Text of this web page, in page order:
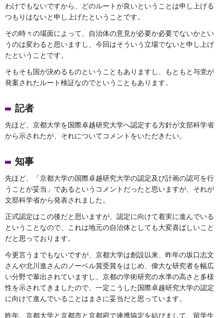
わけでもないですから、どのルートが良いということは申し上げる
つもりはないと申し上げたということです。
その時々の場面によって、自治体の意見が必要か必要でないかとい
うのは変わると思いますし、今回はそういう立場でないと申し上げ
たということです。
そもそも国が決めるものということもありますし、もともと与党が
発案されたルート検証なのでということもあります。
記者
先ほど、京都大学を国際卓越研究大学へ認定する方針が文部科学省
から示されたが、それについてコメントをいただきたい。
知事
先ほど、「京都大学の国際卓越研究大学の認定及び計画の認可を行
うことが妥当」であるというコメントだったと思いますが、それが
文部科学省から発表されました。
正式認定はこの後だと思いますが、認定に向けて着実に進んでいる
ということなので、これは地元の自治体としても大変喜ばしいこと
だと思っております。
今更言うまでもないですが、京都大学は創設以来、昨年の坂口志文
さんや北川進さんのノーベル賞受賞をはじめ、偉大な研究者を幅広
い分野で輩出されていますし、京都の学術研究の水準の高さと多様
性を示されてきましたので、一定こうした国際卓越研究大学の認定
に向けて進んでいることはまさに妥当だと思っています。
昨年、京都大学と京都市と京都府で連携協定を結びまして、留学生